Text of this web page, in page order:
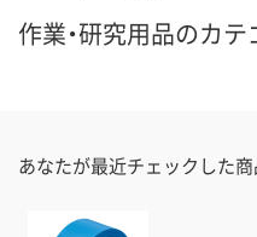
作業・研究用品のカテ
あなたが最近チェックした商